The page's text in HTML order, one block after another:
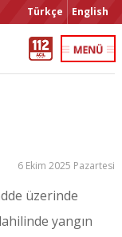
Türkçe English
6 Ekim 2025 Pazartesi
üzerinde
yangın